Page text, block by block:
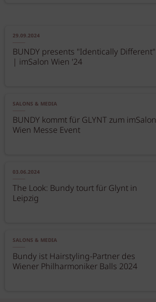
29.09.2024
BUNDY presents "Identically Different"
| imSalon Wien '24
SALONS & MEDIA
BUNDY kommt für GLYNT zum imSalon
Wien Messe Event
03.06.2024
The Look: Bundy tourt für Glynt in
Leipzig
SALONS & MEDIA
Bundy ist Hairstyling-Partner des
Wiener Philharmoniker Balls 2024